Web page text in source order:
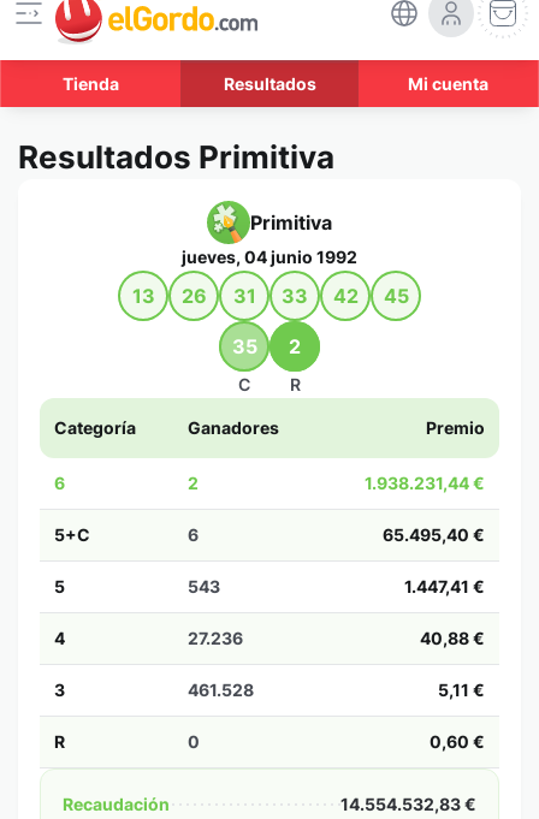
Tienda Resultados Mi cuenta
Resultados Primitiva
Primitiva
jueves, 04 junio 1992
13 26 31 33 42 45
35
C
2
R
Categoría Ganadores Premio
6 2 1.938.231,44 €
5+C 6 65.495,40 €
5 543 1.447,41 €
4 27.236 40,88 €
3 461.528 5,11 €
R 0 0,60 €
Recaudación
14.554.532,83 €